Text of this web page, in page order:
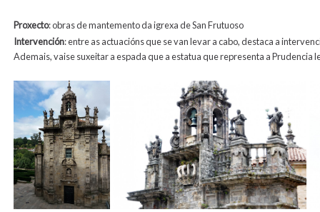
Proxecto: obras de mantemento da igrexa de San Frutuoso
Intervención: entre as actuacións que se van levar a cabo, destaca a
Ademais, vaise suxeitar a espada que a estatua que representa a Prudencia